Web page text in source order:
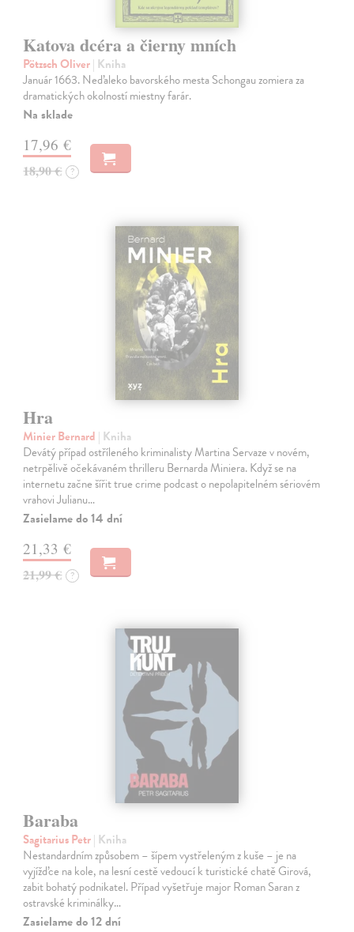
Katova dcéra a čierny mních
Pötzsch Oliver| Kniha
Január 1663. Neďaleko bavorského mesta Schongau zomiera za
dramatických okolností miestny farár.
Na sklade
17,96 €
18,90 € ?
Hra
Minier Bernard | Kniha
Devátý případ ostříleného kriminalisty Martina Servaze v novém,
netrpělivě očekávaném thrilleru Bernarda Miniera. Když se na
internetu začne šířit true crime podcast o nepolapitelném sériovém
vrahovi Julianu…
Zasielame do 14 dní
21,33 €
21,99 € ?
Baraba
Sagitarius Petr| Kniha
Nestandardním způsobem – šípem vystřeleným z kuše – je na
vyjížďce na kole, na lesní cestě vedoucí k turistické chatě Girová,
zabit bohatý podnikatel. Případ vyšetřuje major Roman Saran z
ostravské kriminálky…
Zasielame do 12 dní